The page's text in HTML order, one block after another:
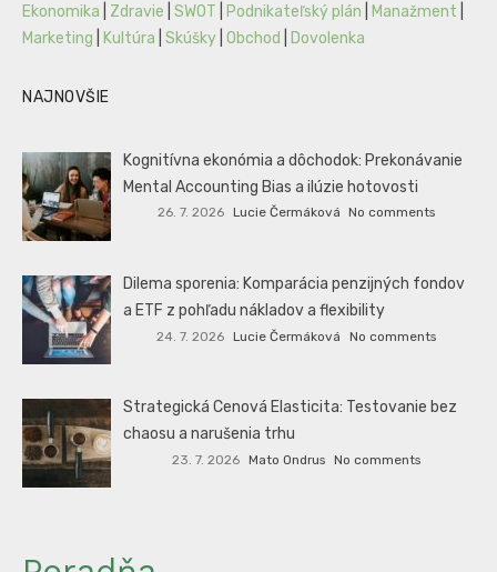
Ekonomika
Zdravie SWOT Podnikateľský plán Manažment
Marketing
Kultúra Skúšky Obchod Dovolenka
NAJNOVŠIE
Kognitívna ekonómia a dôchodok: Prekonávanie
Mental Accounting Bias a ilúzie hotovosti
26. 7. 2026 Lucie Čermáková No comments
Dilema sporenia: Komparácia penzijných fondov
a ETF z pohľadu nákladov a flexibility
24. 7. 2026 Lucie Čermáková No comments
Strategická Cenová Elasticita: Testovanie bez
chaosu a narušenia trhu
23. 7. 2026 Mato Ondrus No comments